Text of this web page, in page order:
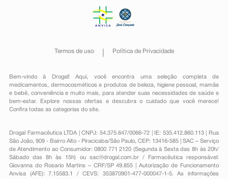
Termos de uso Política de Privacidade
Bem-vindo à Drogal! Aqui, você encontra uma seleção completa de
medicamentos , dermocosméticos e produtos de beleza, higiene pessoal ,mamãe
e bebê, conveniênciae muito mais, para atender suas necessidades de saúde e
bem-estar. Explore nossas ofertas e descubra o cuidado que você merece!
Confira todas as categorias do site.
Drogal Farmacêutica LTDA | CNPJ: 54.375.647/0066-72 | IE: 535.412.860.113 | Rua
São João, 909 - Bairro Alto - Piracicaba/São Paulo, CEP: 13416-585 | SAC – Serviço
de Atendimento ao Consumidor: 0800 771 2120 (Segunda à Sexta das 8h às 20h/
Sábado das 8h às 15h) ou sac@drogal.com.br/ Farmacêutica responsável:
Giovanna do Rosario Martins – CRF/SP 49.855 | Autorização de Funcionamento
Anvisa (AFE): 7.15583.1 / CEVS: 353870901-477-000047-1-5. As informações